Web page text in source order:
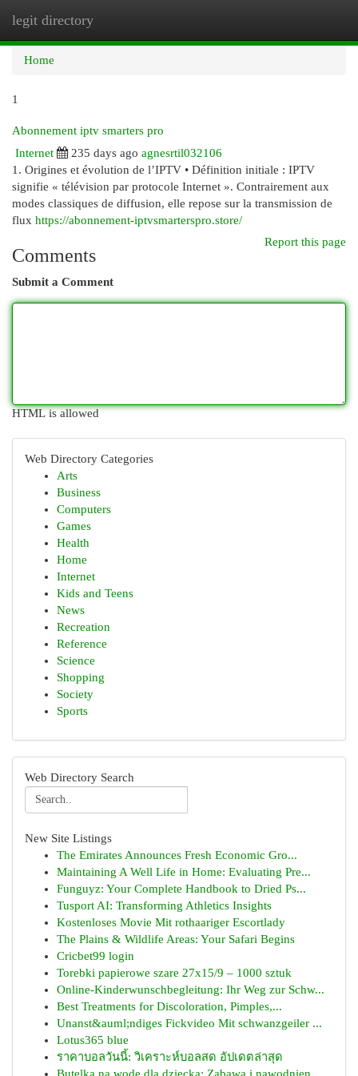
legit directory
Home
1
Abonnement iptv smarters pro
Internet
235 days ago agnesrtil032106
1. Origines et évolution de l’IPTV • Définition initiale : IPTV
signifie « télévision par protocole Internet ». Contrairement aux
modes classiques de diffusion, elle repose sur la transmission de
flux https://abonnement-iptvsmarterspro.store/
Report this page
Comments
Submit a Comment
HTML is allowed
Web Directory Categories
Arts
Business
Computers
Games
Health
Home
Internet
Kids and Teens
News
Recreation
Reference
Science
Shopping
Society
Sports
Web Directory Search
New Site Listings
The Emirates Announces Fresh Economic Gro...
Maintaining A Well Life in Home: Evaluating Pre...
Funguyz: Your Complete Handbook to Dried Ps...
Tusport AI: Transforming Athletics Insights
Kostenloses Movie Mit rothaariger Escortlady
The Plains & Wildlife Areas: Your Safari Begins
Cricbet99 login
Torebki papierowe szare 27x15/9 – 1000 sztuk
Online-Kinderwunschbegleitung: Ihr Weg zur Schw...
Best Treatments for Discoloration, Pimples,...
Unanst&auml;ndiges Fickvideo Mit schwanzgeiler ...
Lotus365 blue
ราคาบอลวันนี้: วิเคราะห์บอลสด อัปเดตล่าสุด